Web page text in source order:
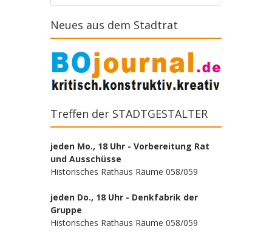
Neues aus dem Stadtrat
Treffen der STADTGESTALTER
jeden Mo., 18 Uhr - Vorbereitung Rat
und Ausschüsse
Historisches Rathaus Räume 058/059
jeden Do., 18 Uhr - Denkfabrik der
Gruppe
Historisches Rathaus Räume 058/059